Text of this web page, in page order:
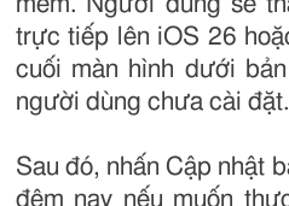
trực tiếp lên iOS 26
cuối màn hình dưới
người dùng chưa cài đặt.
Sau đó, nhấn Cập nhật
đêm nay nếu muốn